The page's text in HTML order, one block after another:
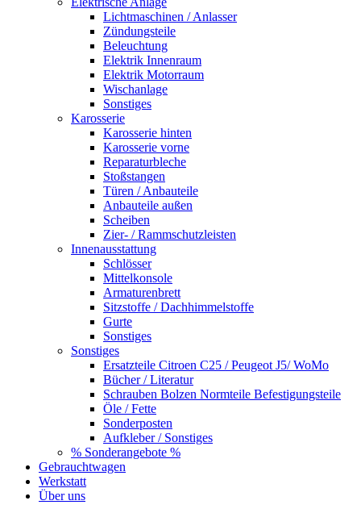
Lichtmaschinen / Anlasser
Zündungsteile
Beleuchtung
Elektrik Innenraum
Elektrik Motorraum
Wischanlage
Sonstiges
Karosserie
Karosserie hinten
Karosserie vorne
Reparaturbleche
Stoßstangen
Türen / Anbauteile
Anbauteile außen
Scheiben
Zier- / Rammschutzleisten
Innenausstattung
Schlösser
Mittelkonsole
Armaturenbrett
Sitzstoffe / Dachhimmelstoffe
Gurte
Sonstiges
Sonstiges
Ersatzteile Citroen C25 / Peugeot J5/ WoMo
Bücher / Literatur
Schrauben Bolzen Normteile Befestigungsteile
Öle / Fette
Sonderposten
Aufkleber / Sonstiges
% Sonderangebote %
Gebrauchtwagen
Werkstatt
Über uns